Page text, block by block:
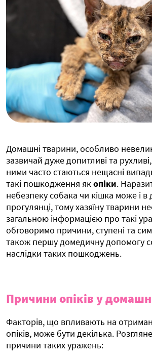
Домашні тварини, особливо
зазвичай дуже допитливі та
ними часто стаються нещасні
такі пошкодження якопіки.
небезпеку собака чи кішка може і в
прогулянці, тому хазяїну тварини
загальною інформацією про такі
обговоримо причини, ступені та
також першу домедичну допомогу
наслідки таких пошкоджень.
Причини опіків у
Факторів, що впливають на
опіків, може бути декілька.
причини таких уражень: